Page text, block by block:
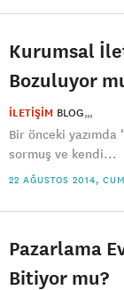
Kurumsal
Bozuluyor
İLETİŞİM BLOG
Bir önceki
sormuş ve kendi...
22 AĞUSTOS 2014,
Pazarlama
Bitiyor mu?